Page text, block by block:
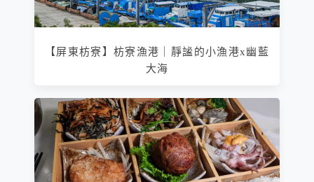
【屏東枋寮】枋寮漁港｜靜謐的小漁港x幽藍
大海